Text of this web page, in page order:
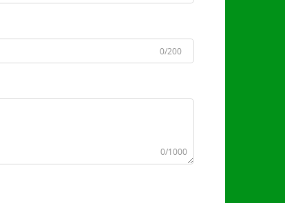
0/200
0/1000